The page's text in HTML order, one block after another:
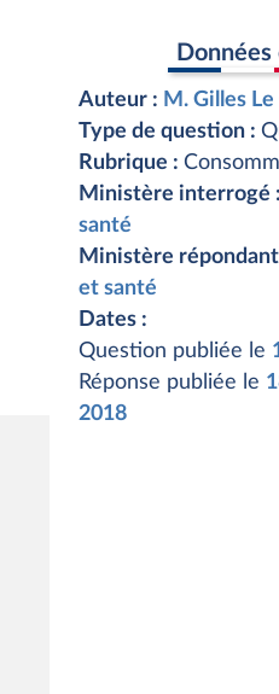
Données
Auteur : M. Gilles
Type de question :
Rubrique :
Ministère interrogé :
santé
Ministère
et santé
Dates :
Question publiée le
Réponse publiée le
2018